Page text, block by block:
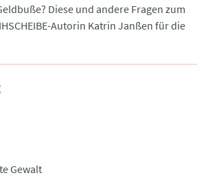
Diese und andere Fragen zum
Autorin Katrin Janßen für die
Gewalt